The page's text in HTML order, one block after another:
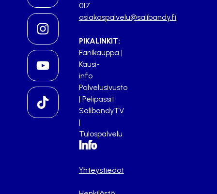
017
asiakaspalvelu@salibandy.fi
PIKALINKIT:
Fanikauppa |
Kausi-
info
Palvelusivusto
| Pelipassit
SalibandyTV
|
Tulospalvelu
Info
Yhteystiedot